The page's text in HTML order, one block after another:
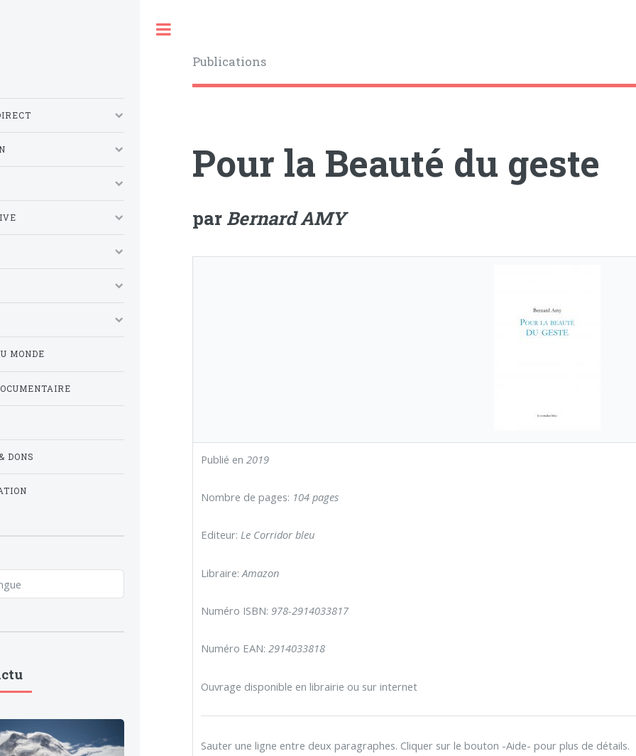
Publications
Pour la Beauté du geste
parBernard AMY
Publié en 2019
Nombre de pages: 104 pages
Editeur: Le Corridor bleu
Libraire: Amazon
Numéro ISBN: 978-2914033817
Numéro EAN: 2914033818
Ouvrage disponible en librairie ou sur internet
Sauter une ligne entre deux paragraphes. Cliquer sur le bouton -Aide- pour plus de détails.
MONDE
DONS